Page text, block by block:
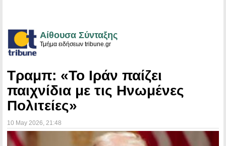
Αίθουσα Σύνταξης
Τμήμα ειδήσεων tribune.gr
Τραμπ: «Το Ιράν παίζει
παιχνίδια με τις Ηνωμένες
Πολιτείες»
10 May 2026 , 21:48